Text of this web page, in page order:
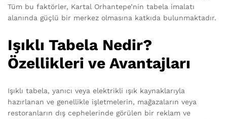
Tüm bu faktörler, Kartal Orhantepe’nin tabela imalatı
alanında güçlü bir merkez olmasına katkıda bulunmaktadır.
Işıklı Tabela Nedir?
Özellikleri ve Avantajları
Işıklı tabela, yanıcı veya elektrikli ışık kaynaklarıyla
hazırlanan ve genellikle işletmelerin, mağazaların veya
restoranların dış cephelerinde görülen bir reklam ve